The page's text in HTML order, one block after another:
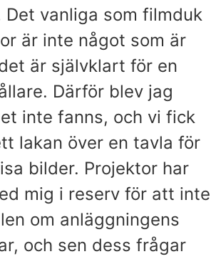
Det vanliga som filmduk
är inte något som är
är självklart för en
Därför blev jag
inte fanns, och vi fick
lakan över en tavla för
bilder. Projektor har
mig i reserv för att inte
om anläggningens
och sen dess frågar